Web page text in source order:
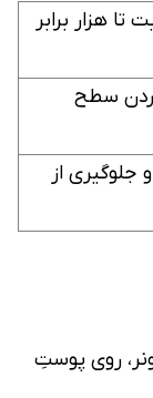
هزار برابر
سطح
از
روی پوستِ